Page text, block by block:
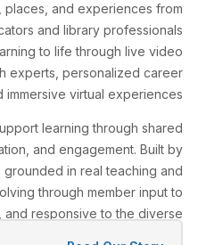
places, and experiences from
and library professionals
to life through live video
experts, personalized career
immersive virtual experiences.
learning through shared
and engagement. Built by
grounded in real teaching and
through member input to
and responsive to the diverse